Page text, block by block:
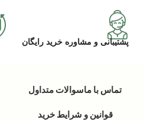
پشتیبانی و مشاوره خرید رایگان
تماس با ماسوالات متداول
قوانین و شرایط خرید